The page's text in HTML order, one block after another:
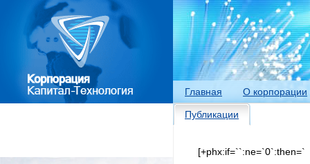
Главная О корпорации
Публикации
[+phx:if=``:ne=`0`:then=`